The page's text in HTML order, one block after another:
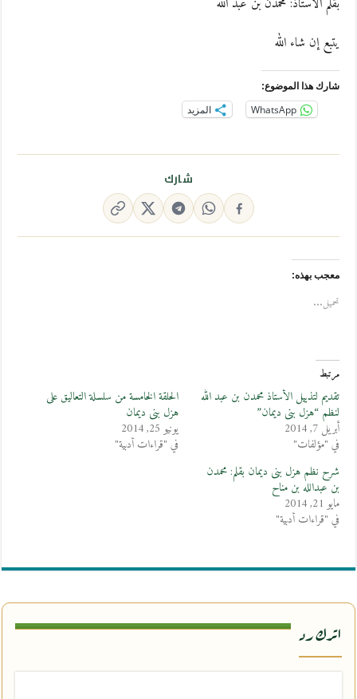
يتبع إن شاء الله
شارك هذا الموضوع:
WhatsApp المزيد
شارك
معجب بهذه:
تحميل...
مرتبط
تقديم لتذييل الأستاذ محمدن بن عبد الله
لنظم “هزل بنى ديمان”
أبريل 7, 2014
في "مؤلفات"
الحلقة الخامسة من سلسلة التعاليق على
هزل بنى ديمان
يونيو 25, 2014
في "قراءات أدبية"
شرح نظم هزل بنى ديمان بقلم: محمدن
بن عبدالله بن مناح
مايو 21, 2014
في "قراءات أدبية"
اترك رد